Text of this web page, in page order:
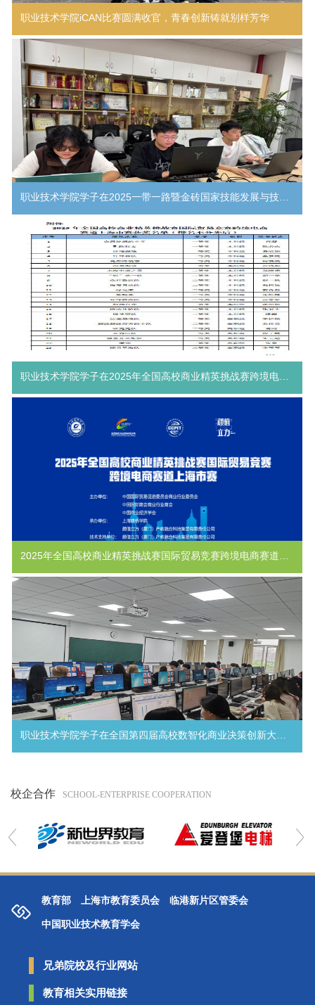
职业技术学院iCAN比赛圆满收官，青春创新铸就别样芳华
校企合作
教育部 上海市教育委员会 临港新片区管委会
中国职业技术教育学会
兄弟院校及行业网站
教育相关实用链接